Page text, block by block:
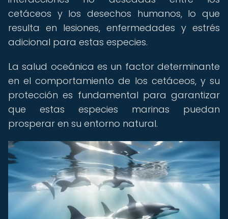
cetáceos y los desechos humanos, lo que
resulta en lesiones, enfermedades y estrés
adicional para estas especies.
La salud oceánica es un factor determinante
en el comportamiento de los cetáceos, y su
protección es fundamental para garantizar
que estas especies marinas puedan
prosperar en su entorno natural.